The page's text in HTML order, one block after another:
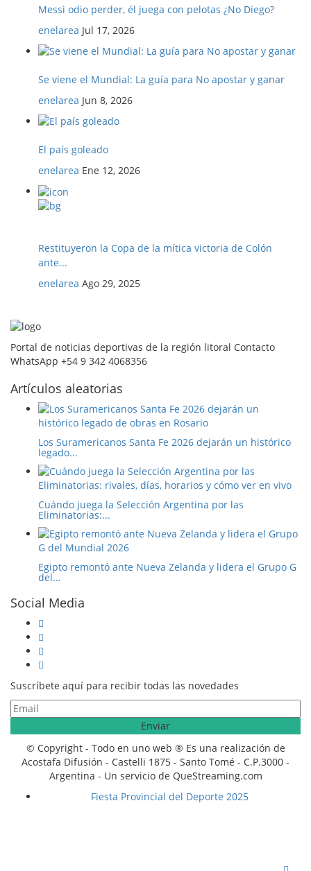
Messi odio perder, él juega con pelotas ¿No Diego?
enelarea Jul 17, 2026
Se viene el Mundial: La guía para No apostar y ganar
enelarea Jun 8, 2026
El país goleado
enelarea Ene 12, 2026
Restituyeron la Copa de la mítica victoria de Colón
ante...
enelarea Ago 29, 2025
Portal de noticias deportivas de la región litoral Contacto
WhatsApp +54 9 342 4068356
Artículos aleatorias
Los Suramericanos Santa Fe 2026 dejarán un histórico
legado...
Cuándo juega la Selección Argentina por las
Eliminatorias:...
Egipto remontó ante Nueva Zelanda y lidera el Grupo G
del...
Social Media
Suscríbete aquí para recibir todas las novedades
© Copyright - Todo en uno web ® Es una realización de
Acostafa Difusión - Castelli 1875 - Santo Tomé - C.P.3000 -
Argentina - Un servicio de QueStreaming.com
Fiesta Provincial del Deporte 2025